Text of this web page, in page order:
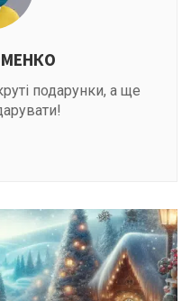
подарунки, а ще